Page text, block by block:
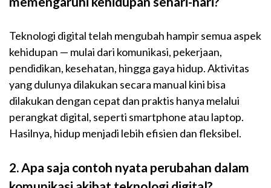
Teknologi digital telah mengubah hampir semua aspek
kehidupan — mulai dari komunikasi, pekerjaan,
pendidikan, kesehatan, hingga gaya hidup. Aktivitas
yang dulunya dilakukan secara manual kini bisa
dilakukan dengan cepat dan praktis hanya melalui
perangkat digital, seperti smartphone atau laptop.
Hasilnya, hidup menjadi lebih efisien dan fleksibel.
2. Apa saja contoh nyata perubahan dalam